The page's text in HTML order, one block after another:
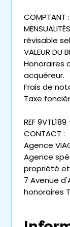
COMPTANT
révisable
VALEUR DU
Honoraires
acquéreur.
Frais de
Taxe
REF
CONTACT :
Agence
Agence
propriété
7 Avenue
honoraires